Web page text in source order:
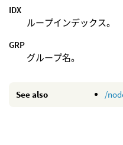
IDX
ループインデックス。
GRP
グループ名。
See also /